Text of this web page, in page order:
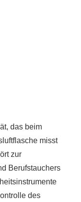
das beim
misst
zur
Berufstauchers
des